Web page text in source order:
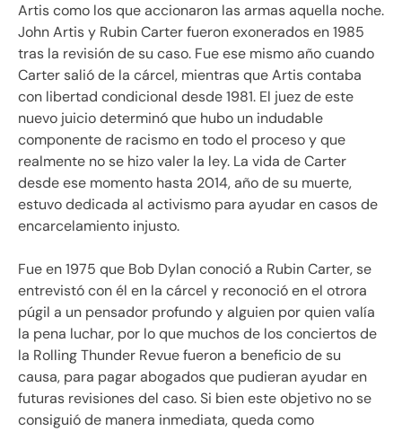
Artis como los que accionaron las armas aquella noche.
John Artis y Rubin Carter fueron exonerados en 1985
tras la revisión de su caso. Fue ese mismo año cuando
Carter salió de la cárcel, mientras que Artis contaba
con libertad condicional desde 1981. El juez de este
nuevo juicio determinó que hubo un indudable
componente de racismo en todo el proceso y que
realmente no se hizo valer la ley. La vida de Carter
desde ese momento hasta 2014, año de su muerte,
estuvo dedicada al activismo para ayudar en casos de
encarcelamiento injusto.
Fue en 1975 que Bob Dylan conoció a Rubin Carter, se
entrevistó con él en la cárcel y reconoció en el otrora
púgil a un pensador profundo y alguien por quien valía
la pena luchar, por lo que muchos de los conciertos de
la Rolling Thunder Revue fueron a beneficio de su
causa, para pagar abogados que pudieran ayudar en
futuras revisiones del caso. Si bien este objetivo no se
consiguió de manera inmediata, queda como